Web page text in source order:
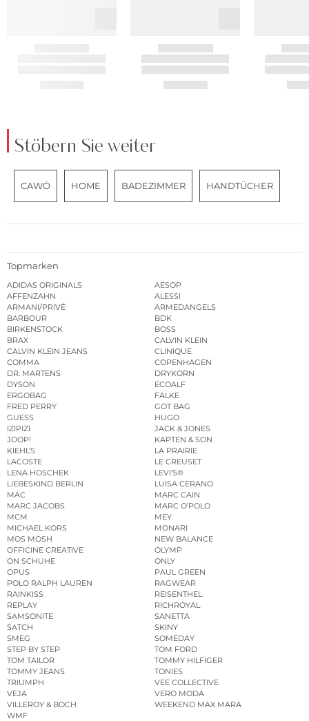
Stöbern Sie weiter
CAWÖ HOME BADEZIMMER HANDTÜCHER
Topmarken
ADIDAS ORIGINALS
AESOP
AFFENZAHN
ALESSI
ARMANI/PRIVÉ
ARMEDANGELS
BARBOUR
BDK
BIRKENSTOCK
BOSS
BRAX
CALVIN KLEIN
CALVIN KLEIN JEANS
CLINIQUE
COMMA
COPENHAGEN
DR. MARTENS
DRYKORN
DYSON
ECOALF
ERGOBAG
FALKE
FRED PERRY
GOT BAG
GUESS
HUGO
IZIPIZI
JACK & JONES
JOOP!
KAPTEN & SON
KIEHL’S
LA PRAIRIE
LACOSTE
LE CREUSET
LENA HOSCHEK
LEVI’S®
LIEBESKIND BERLIN
LUISA CERANO
MAC
MARC CAIN
MARC JACOBS
MARC O’POLO
MCM
MEY
MICHAEL KORS
MONARI
MOS MOSH
NEW BALANCE
OFFICINE CREATIVE
OLYMP
ON SCHUHE
ONLY
OPUS
PAUL GREEN
POLO RALPH LAUREN
RAGWEAR
RAINKISS
REISENTHEL
REPLAY
RICHROYAL
SAMSONITE
SANETTA
SATCH
SKINY
SMEG
SOMEDAY
STEP BY STEP
TOM FORD
TOM TAILOR
TOMMY HILFIGER
TOMMY JEANS
TONIES
TRIUMPH
VEE COLLECTIVE
VEJA
VERO MODA
VILLEROY & BOCH
WEEKEND MAX MARA
WMF